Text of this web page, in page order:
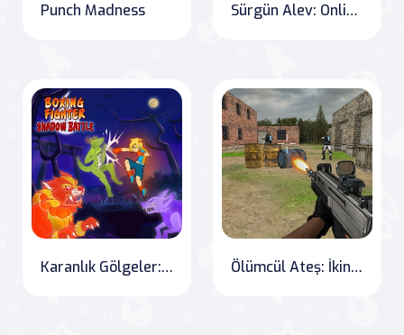
Punch Madness Sürgün Alev: Online Savaş
Karanlık Gölgeler: Dövüşçü Şampiyonluk Savaşı Ölümcül Ateş: İkinci Bölüm